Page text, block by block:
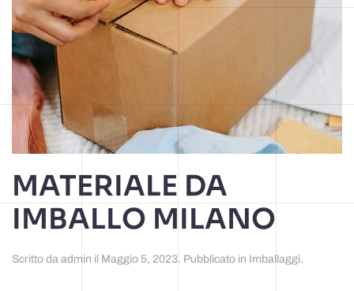
MATERIALE DA
IMBALLO MILANO
Scritto da admin il Maggio 5, 2023. Pubblicato in Imballaggi.